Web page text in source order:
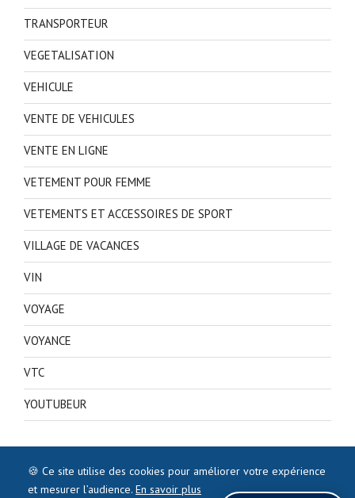
TRANSPORTEUR
VEGETALISATION
VEHICULE
VENTE DE VEHICULES
VENTE EN LIGNE
VETEMENT POUR FEMME
VETEMENTS ET ACCESSOIRES DE SPORT
VILLAGE DE VACANCES
VIN
VOYAGE
VOYANCE
VTC
YOUTUBEUR
🍪 Ce site utilise des cookies pour améliorer votre expérience
et mesurer l’audience. En savoir plus